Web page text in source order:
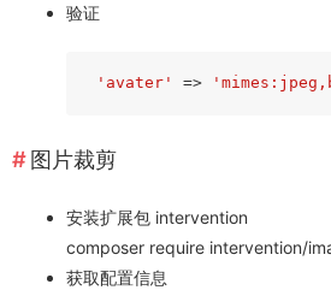
验证
'avater' =>
图片裁剪
安装扩展包 intervention
composer require intervention/
获取配置信息